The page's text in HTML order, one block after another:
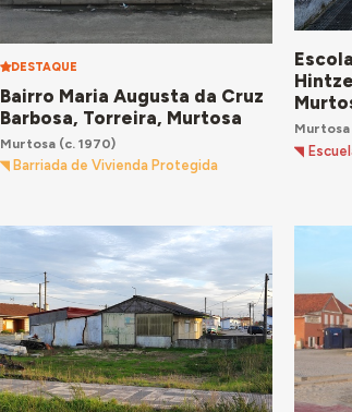
DESTAQUE
Bairro Maria Augusta da Cruz
Barbosa, Torreira, Murtosa
Murtosa(c. 1970)
Barriada de Vivienda Protegida
Murtosa